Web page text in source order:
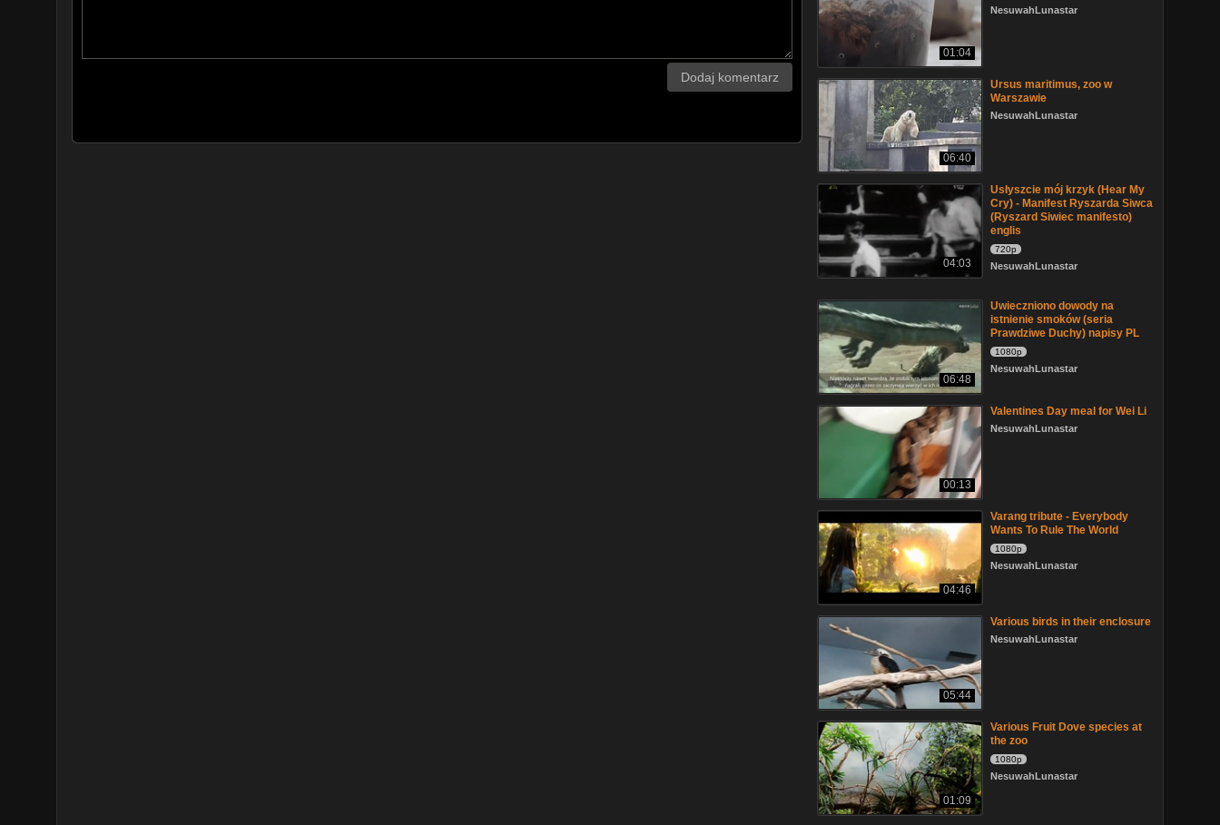
Dodaj komentarz
01:04
NesuwahLunastar
06:40
Ursus maritimus, zoo w
Warszawie
NesuwahLunastar
04:03
Usłyszcie mój krzyk (Hear My
Cry) - Manifest Ryszarda Siwca
(Ryszard Siwiec manifesto)
englis
720p
NesuwahLunastar
06:48
Uwieczniono dowody na
istnienie smoków (seria
Prawdziwe Duchy) napisy PL
1080p
NesuwahLunastar
00:13
Valentines Day meal for Wei Li
NesuwahLunastar
04:46
Varang tribute - Everybody
Wants To Rule The World
1080p
NesuwahLunastar
05:44
Various birds in their enclosure
NesuwahLunastar
01:09
Various Fruit Dove species at
the zoo
1080p
NesuwahLunastar